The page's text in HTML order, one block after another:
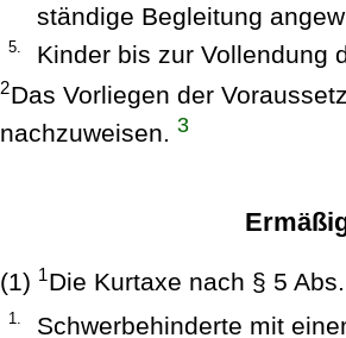
ständige Begleitung
5. Kinder bis zur Vollendung
2Das Vorliegen der
nachzuweisen. 3
(1) 1Die Kurtaxe nach § 5
1. Schwerbehinderte mit